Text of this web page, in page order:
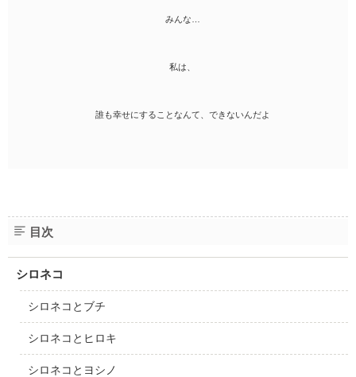
みんな…
私は、
誰も幸せにすることなんて、できないんだよ
目次
シロネコ
シロネコとブチ
シロネコとヒロキ
シロネコとヨシノ